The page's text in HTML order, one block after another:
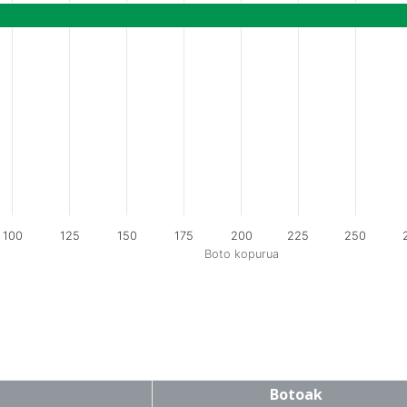
Boto kopurua
100 125 150 175 200 225 250
Botoak